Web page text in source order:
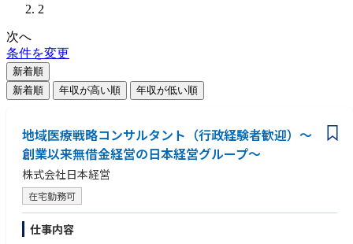
2
次へ
条件を変更
新着順
新着順
年収が高い順 年収が低い順
地域医療戦略コンサルタント（行政経験者歓迎）～
創業以来無借金経営の日本経営グループ～
株式会社日本経営
在宅勤務可
仕事内容